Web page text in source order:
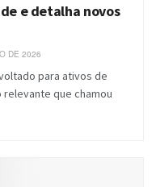
e detalha novos
DE 2026
para ativos de
que chamou